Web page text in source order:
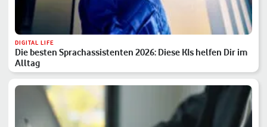
DIGITAL LIFE
Die besten Sprachassistenten 2026: Diese KIs helfen Dir im
Alltag